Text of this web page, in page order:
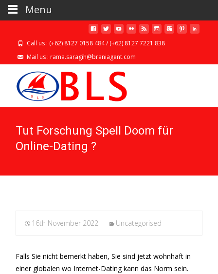
Call us : (+62) 8127 0158 484 / (+62) 8127 7221 838
Mail us : rama.saragih@braniagent.com
Tut Forschung Spell Doom für
Online-Dating ?
16th November 2022 Uncategorised
Falls Sie nicht bemerkt haben, Sie sind jetzt wohnhaft in
einer globalen wo Internet-Dating kann das Norm sein.
Menu